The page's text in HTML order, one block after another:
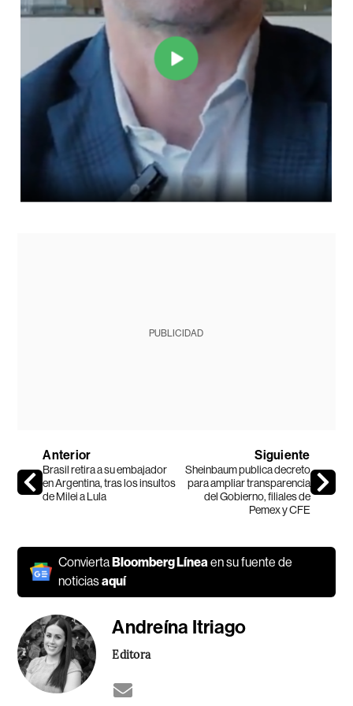
PUBLICIDAD
Anterior
Brasil retira a su embajador
en Argentina, tras los insultos
de Milei a Lula
Siguiente
Sheinbaum publica decreto
para ampliar transparencia
del Gobierno, filiales de
Pemex y CFE
ConviertaBloomberg Líneaen su fuente de
noticiasaquí
Andreína Itriago
Editora